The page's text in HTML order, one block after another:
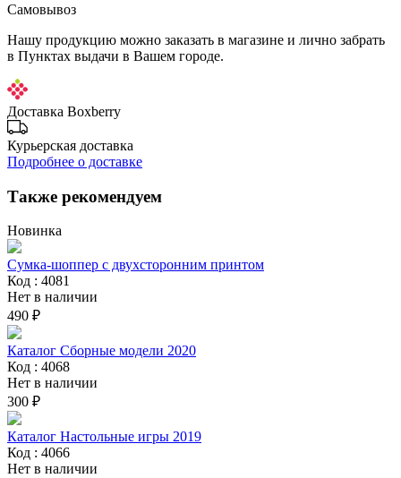
Самовывоз
Нашу продукцию можно заказать в магазине и лично забрать
в Пунктах выдачи в Вашем городе.
Доставка Boxberry
Курьерская доставка
Подробнее о доставке
Также рекомендуем
Новинка
Сумка-шоппер с двухсторонним принтом
Код : 4081
Нет в наличии
490 ₽
Каталог Сборные модели 2020
Код : 4068
Нет в наличии
300 ₽
Каталог Настольные игры 2019
Код : 4066
Нет в наличии